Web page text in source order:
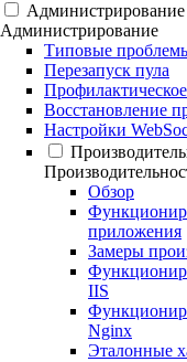
Администрирование
Администрирование
Типовые
Перезапуск пула
Восстановление
Настройки
Обзор
приложения
Замеры
IIS
Nginx
Эталонные